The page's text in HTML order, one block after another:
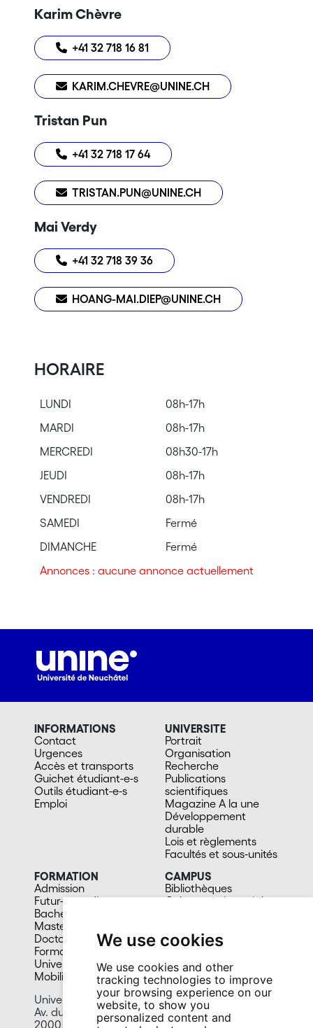
We use cookies
We use cookies and other
tracking technologies to improve
your browsing experience on our
website, to show you
personalized content and
Karim Chèvre
+41 32 718 16 81
KARIM.CHEVRE@UNINE.CH
Tristan Pun
+41 32 718 17 64
TRISTAN.PUN@UNINE.CH
Mai Verdy
+41 32 718 39 36
HOANG-MAI.DIEP@UNINE.CH
HORAIRE
LUNDI
08h-17h
MARDI
08h-17h
MERCREDI
08h30-17h
JEUDI
08h-17h
VENDREDI
08h-17h
SAMEDI
Fermé
DIMANCHE
Fermé
Annonces : aucune annonce actuellement
INFORMATIONS
Contact
Urgences
Accès et transports
Guichet étudiant-e-s
Outils étudiant-e-s
Emploi
UNIVERSITE
Portrait
Organisation
Recherche
Publications
scientifiques
Magazine A la une
Développement
durable
Lois et règlements
Facultés et sous-unités
FORMATION
Admission
Futur-e étudiant-e
Bachelors
Masters
Doctorat
Formation continue
Université du 3e âge
Mobilité
CAMPUS
Bibliothèques
Culture et vie sociale
Cafétérias
En images
University of Neuchâtel
Av. du 1er-Mars 26
2000 Neuchâtel